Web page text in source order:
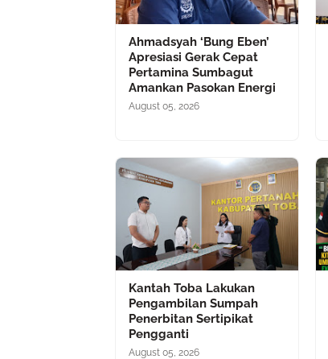
Ahmadsyah ‘Bung Eben’
Apresiasi Gerak Cepat
Pertamina Sumbagut
Amankan Pasokan Energi
August 05, 2026
Kantah Toba Lakukan
Pengambilan Sumpah
Penerbitan Sertipikat
Pengganti
August 05, 2026